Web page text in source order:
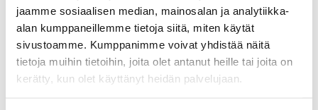
jaamme sosiaalisen median, mainosalan ja analytiikka-
alan kumppaneillemme tietoja siitä, miten käytät
sivustoamme. Kumppanimme voivat yhdistää näitä
tietoja muihin tietoihin, joita olet antanut heille tai joita on
kerätty, kun olet käyttänyt heidän palvelujaan.
Kyynärsuojat on suunniteltu tuntumaan kuin ne olisivat osa
kehoasi ja sisältävät anatomisen muotoilun ja kelluvan
hauissuojan — auttaen sinua pysymään ketteränä ja sulavana
jokaisessa harhautuksessa, laukauksessa ja syötössä.